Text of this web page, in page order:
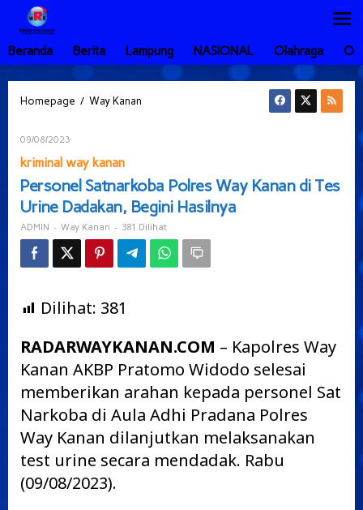
Lewati
konten
Beranda
Berita Lampung NASIONAL Olahraga
Homepage / Way Kanan
di
Tes
Urine
Dadakan,
Begini
Hasilnya
09/08/2023
kriminal way kanan
Personel Satnarkoba Polres Way Kanan di Tes
Urine Dadakan, Begini Hasilnya
ADMIN - Way Kanan - 381 Dilihat
Dilihat: 381
RADARWAYKANAN.COM – Kapolres Way
Kanan AKBP Pratomo Widodo selesai
memberikan arahan kepada personel Sat
Narkoba di Aula Adhi Pradana Polres
Way Kanan dilanjutkan melaksanakan
test urine secara mendadak. Rabu
(09/08/2023).